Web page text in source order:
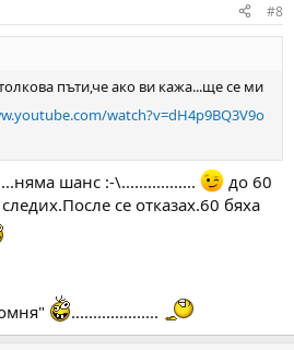
#8
пъти,че ако ви кажа...ще се ми
watch?v=dH4p9BQ3V9o
шанс :-\.................
до 60
се отказах.60 бяха
....................